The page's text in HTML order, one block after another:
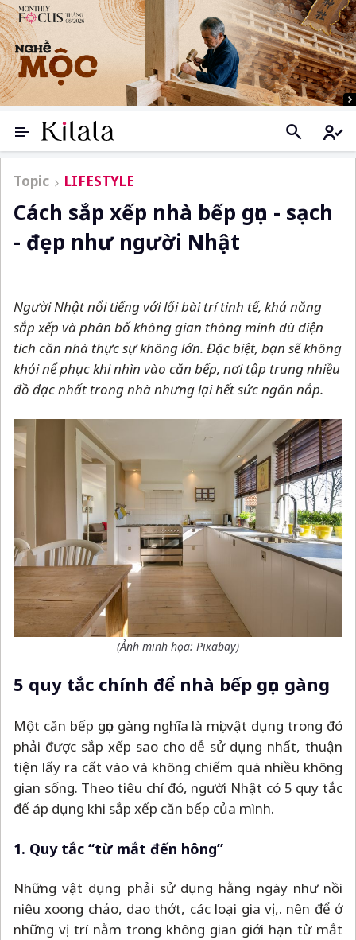
Topic LIFESTYLE
Cách sắp xếp nhà bếp gọn - sạch
- đẹp như người Nhật
Người Nhật nổi tiếng với lối bài trí tinh tế, khả năng
sắp xếp và phân bố không gian thông minh dù diện
tích căn nhà thực sự không lớn. Đặc biệt, bạn sẽ không
khỏi nể phục khi nhìn vào căn bếp, nơi tập trung nhiều
đồ đạc nhất trong nhà nhưng lại hết sức ngăn nắp.
(Ảnh minh họa: Pixabay)
5 quy tắc chính để nhà bếp gọn gàng
Một căn bếp gọn gàng nghĩa là mọi vật dụng trong đó
phải được sắp xếp sao cho dễ sử dụng nhất, thuận
tiện lấy ra cất vào và không chiếm quá nhiều không
gian sống. Theo tiêu chí đó, người Nhật có 5 quy tắc
để áp dụng khi sắp xếp căn bếp của mình.
1. Quy tắc “từ mắt đến hông”
Những vật dụng phải sử dụng hằng ngày như nồi
niêu xoong chảo, dao thớt, các loại gia vị,. nên để ở
những vị trí nằm trong không gian giới hạn từ mắt